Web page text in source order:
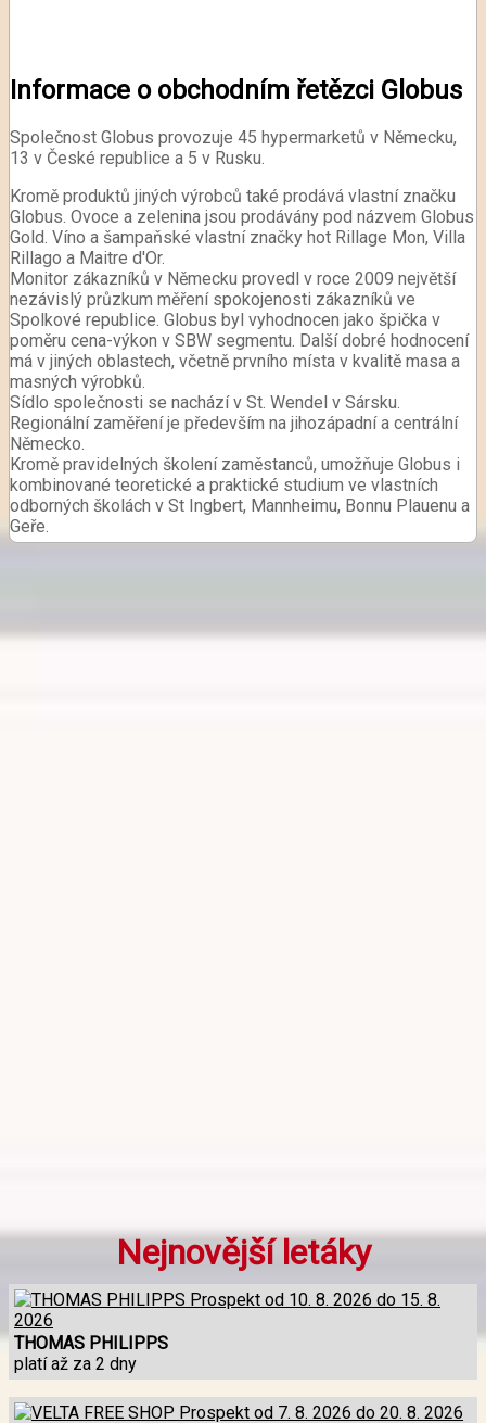
Informace o obchodním řetězci Globus
Společnost Globus provozuje 45 hypermarketů v Německu,
13 v České republice a 5 v Rusku.
Kromě produktů jiných výrobců také prodává vlastní značku
Globus. Ovoce a zelenina jsou prodávány pod názvem Globus
Gold. Víno a šampaňské vlastní značky hot Rillage Mon, Villa
Rillago a Maitre d'Or.
Monitor zákazníků v Německu provedl v roce 2009 největší
nezávislý průzkum měření spokojenosti zákazníků ve
Spolkové republice. Globus byl vyhodnocen jako špička v
poměru cena-výkon v SBW segmentu. Další dobré hodnocení
má v jiných oblastech, včetně prvního místa v kvalitě masa a
masných výrobků.
Sídlo společnosti se nachází v St. Wendel v Sársku.
Regionální zaměření je především na jihozápadní a centrální
Německo.
Kromě pravidelných školení zaměstanců, umožňuje Globus i
kombinované teoretické a praktické studium ve vlastních
odborných školách v St Ingbert, Mannheimu, Bonnu Plauenu a
Geře.
Nejnovější letáky
THOMAS PHILIPPS
platí až za 2 dny